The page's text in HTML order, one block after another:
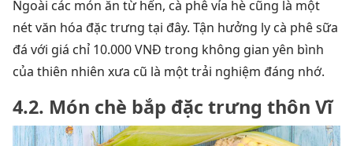
Ngoài các món ăn từ hến, cà phê vỉa hè cũng là một
nét văn hóa đặc trưng tại đây. Tận hưởng ly cà phê sữa
đá với giá chỉ 10.000 VNĐ trong không gian yên bình
của thiên nhiên xưa cũ là một trải nghiệm đáng nhớ.
4.2. Món chè bắp đặc trưng thôn Vĩ